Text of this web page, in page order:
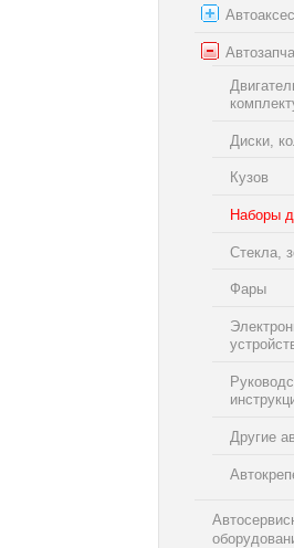
Диски,
Кузов
Наборы
Стекла,
Фары
Другие